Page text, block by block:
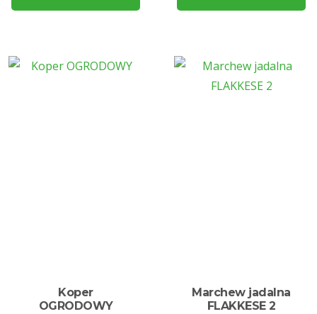
Koper
OGRODOWY
Marchew jadalna
FLAKKESE 2